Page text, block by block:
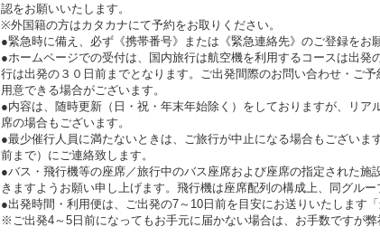
認をお願いいたします。
※外国籍の方はカタカナにて予約をお取りください。
●緊急時に備え、必ず《携帯番号》または《緊急連絡先》のご登録をお
●ホームページでの受付は、国内旅行は航空機を利用するコースは出
行は出発の３０日前までとなります。ご出発間際のお問い合わせ・ご
用意できる場合がございます。
●内容は、随時更新（日・祝・年末年始除く）をしておりますが、リ
席の場合もございます。
●最少催行人員に満たないときは、ご旅行が中止になる場合もござい
前まで）にご連絡致します。
●バス・飛行機等の座席／旅行中のバス座席および座席の指定された
きますようお願い申し上げます。飛行機は座席配列の構成上、同グル
●出発時間・利用便は、ご出発の7～10日前を目安にお送りいたします
※ご出発4～5日前になってもお手元に届かない場合は、お手数ですが弊